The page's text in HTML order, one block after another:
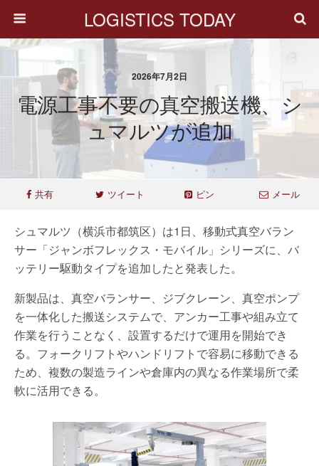
LOGISTICS TODAY
2026年7月2日
電源工事不要の真空搬送機、シ
ュマルツが追加
共有 ツイート ピン メール
シュマルツ（横浜市都筑区）は1日、移動式真空バラン
サー「ジャンボフレックス・モバイル」シリーズに、バ
ッテリー駆動タイプを追加したと発表した。
新製品は、真空バランサー、ジブクレーン、真空ポンプ
を一体化した搬送システムで、アンカー工事や組み立て
作業を行うことなく、設置するだけで運用を開始でき
る。フォークリフトやハンドリフトで容易に移動できる
ため、複数の製造ラインや倉庫内の異なる作業場所で柔
軟に活用できる。